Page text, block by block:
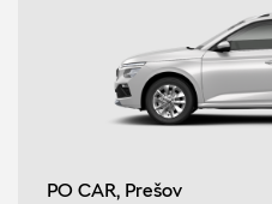
PO CAR, Prešov